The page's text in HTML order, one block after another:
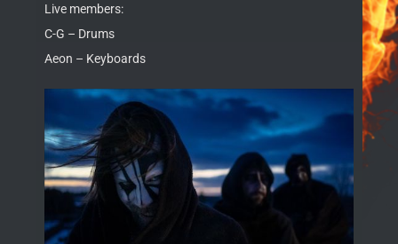
Live members:
C-G – Drums
Aeon – Keyboards